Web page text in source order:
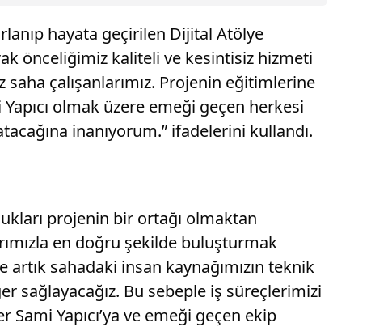
hayata geçirilen Dijital Atölye
önceliğimiz kaliteli ve kesintisiz hizmeti
çalışanlarımız. Projenin eğitimlerine
olmak üzere emeği geçen herkesi
inanıyorum.” ifadelerini kullandı.
projenin bir ortağı olmaktan
en doğru şekilde buluşturmak
sahadaki insan kaynağımızın teknik
sağlayacağız. Bu sebeple iş süreçlerimizi
Yapıcı’ya ve emeği geçen ekip